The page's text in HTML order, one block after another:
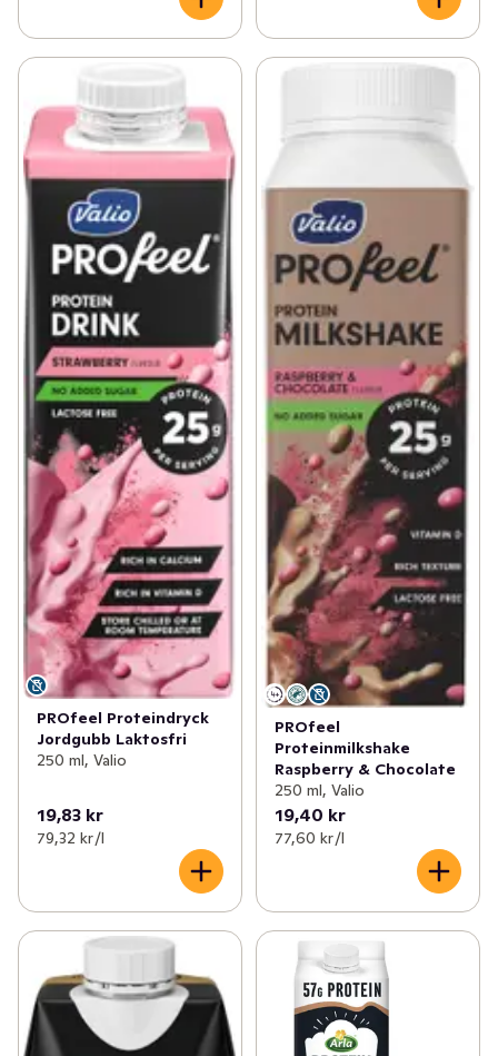
PROfeel Proteindryck
Jordgubb Laktosfri
250 ml, Valio
19,83 kr
79,32 kr /l
PROfeel
Proteinmilkshake
Raspberry & Chocolate
250 ml, Valio
19,40 kr
77,60 kr /l